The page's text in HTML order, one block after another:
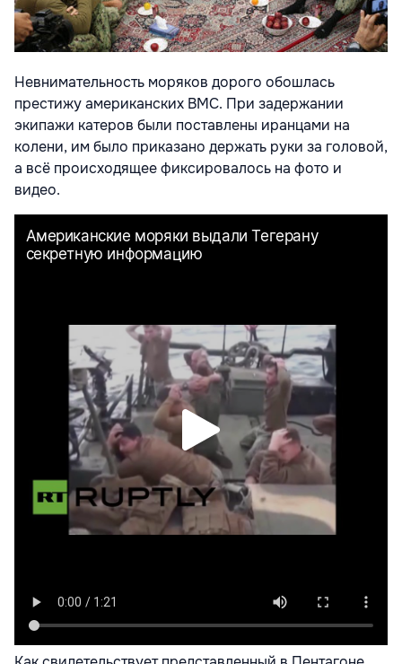
Невнимательность моряков дорого обошлась
престижу американских ВМС. При задержании
экипажи катеров были поставлены иранцами на
колени, им было приказано держать руки за головой,
а всё происходящее фиксировалось на фото и
видео.